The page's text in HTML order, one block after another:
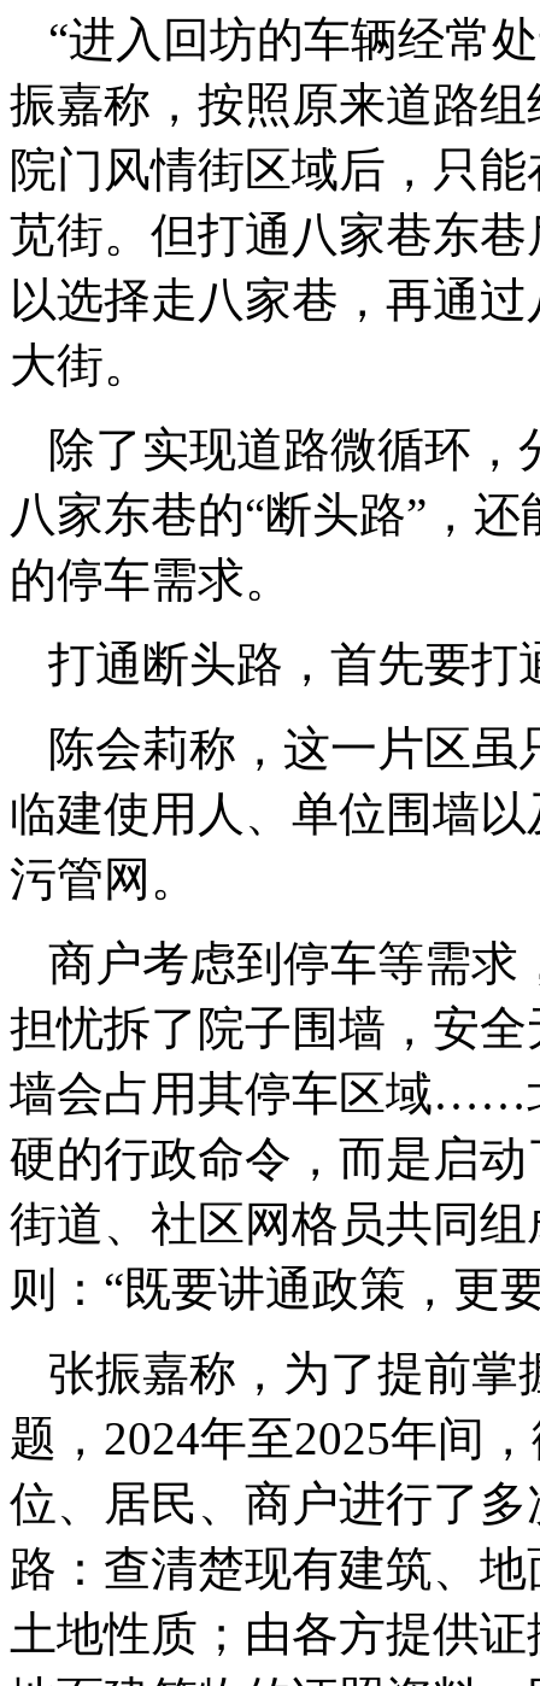
“进入回坊的车辆经常
振嘉称，按照原来道路
院门风情街区域后，只
苋街。但打通八家巷东
以选择走八家巷，再通
大街。
除了实现道路微循环
八家东巷的“断头路”，
的停车需求。
打通断头路，首先要打
陈会莉称，这一片区虽
临建使用人、单位围墙
污管网。
商户考虑到停车等需求
担忧拆了院子围墙，安
墙会占用其停车区域……
硬的行政命令，而是启
街道、社区网格员共同
则：“既要讲通政策，更
张振嘉称，为了提前掌
题，2024年至2025年间
位、居民、商户进行了
路：查清楚现有建筑、
土地性质；由各方提供